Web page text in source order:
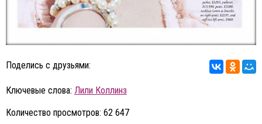
Поделись с друзьями:
Ключевые слова: Лили Коллинз
Количество просмотров: 62 647